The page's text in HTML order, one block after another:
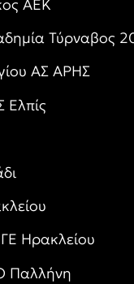
ΑΕΚ
Τύρναβος
ΑΣ ΑΡΗΣ
Ελπίς
Ηρακλείου
Παλλήνη